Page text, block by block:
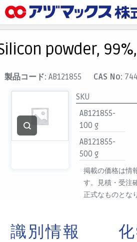
お気に入り
カート
マイアカウント
主要取扱ブランド
代理店一覧
powder,
製品コード: AB121855 CAS No:
SKU
AB121855-
100 g
AB121855-
500 g
掲載の価格は情
す。見積・受注
正式なものとな
識別情報